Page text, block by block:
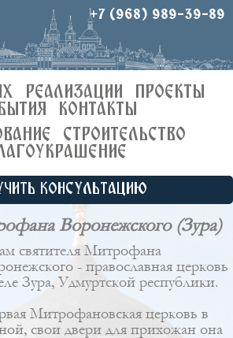
+7 (968) 989-39-89
РЕАЛИЗАЦИИ
ПРОЕКТЫ
КОНТАКТЫ
СТРОИТЕЛЬСТВО
КОНСУЛЬТАЦИЮ
Воронежского (Зура)
святителя Митрофана
- православная церковь
Зура, Удмуртской республики.
Митрофановская церковь в
свои двери для прихожан она